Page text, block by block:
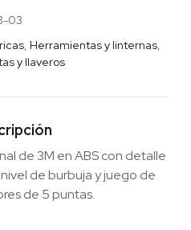
03
, Herramientas y linternas,
y llaveros
de 3M en ABS con detalle
de burbuja y juego de
de 5 puntas.